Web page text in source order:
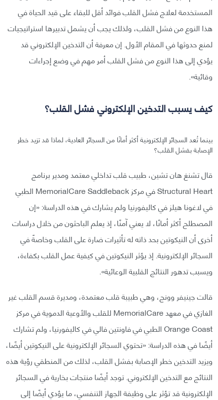
المستخدمة لعلاج فشل القلب فوائد أقل للبقاء على قيد الحياة في
هذا النوع من فشل القلب، ولذلك يجب أن يشمل تدبيرها استراتيجيات
لمنع حدوثها في المقام الأول. إن معرفة أن التدخين الإلكتروني قد
يؤدي إلى هذا النوع من فشل القلب أمر مهم في وضع إجراءات
وقائية».
كيف يسبب التدخين الإلكتروني فشل القلب؟
بينما تُعد السجائر الإلكترونية أكثر أمانًا من السجائر العادية، لماذا قد تزيد خطر
الإصابة بفشل القلب؟
قال تشنغ هان تشين، طبيب قلب تداخلي معتمد ومدير برنامج
Structural Heart في مركز MemorialCare Saddleback الطبي
في لاغونا هيلز في كاليفورنيا ولم يشارك في هذه الدراسة: «إن
المصطلح أكثر أمانًا، لا يعني آمنًا، إذ يعلم الباحثون من خلال دراسات
أخرى أن النيكوتين بحد ذاته له تأثيرات ضارة على القلب وخاصةً في
السجائر الإلكترونية. إذ يؤثر النيكوتين في كيفية عمل القلب بكفاءة،
ويسبب تدهور النتائج القلبية الوعائية».
قالت جينيفر وونج، وهي طبيبة قلب معتمدة، ومديرة قسم القلب غير
الغازي في معهد MemorialCare للقلب والأوعية الدموية في مركز
Orange Coast الطبي في فاونتين فالي في كاليفورنيا، ولم تشارك
أيضًا في هذه الدراسة: «تحتوي السجائر الإلكترونية على النيكوتين أيضًا،
ويزيد التدخين خطر الإصابة بفشل القلب، لذلك من المنطقي رؤية هذه
النتائج مع التدخين الإلكتروني. توجد أيضًا منتجات بخارية في السجائر
الإلكترونية قد تؤثر على وظيفة الجهاز التنفسي، ما يؤدي أيضًا إلى